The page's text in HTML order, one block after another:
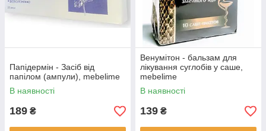
Папідермін - Засіб від
папілом (ампули), mebelime
В наявності
189 ₴
Венумітон - бальзам для
лікування суглобів у саше,
mebelime
В наявності
139 ₴